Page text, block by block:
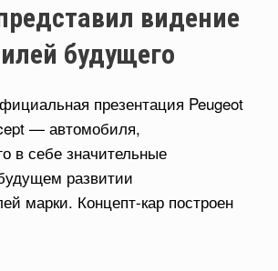
видение
будущего
презентация Peugeot
— автомобиля,
в себе значительные
развитии
марки. Концепт-кар построен